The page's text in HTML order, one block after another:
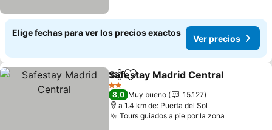
Elige fechas para ver los precios exactos
Ver precios
CompartirAgregar a favoritos
Safestay Madrid Central
2 Estrellas
8,0 Muy bueno
15.127
a 1.4 km de: Puerta del Sol
Tours guiados a pie por la zona